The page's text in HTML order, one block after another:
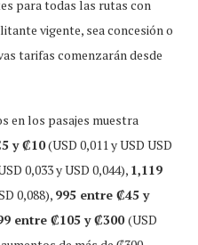
para todas las rutas con
vigente, sea concesión o
tarifas comenzarán desde
en los pasajes muestra
y ₡10(USD 0,011 y USD USD
0,033 y USD 0,044), 1,119
0,088), 995 entre ₡45 y
entre ₡105 y ₡300(USD